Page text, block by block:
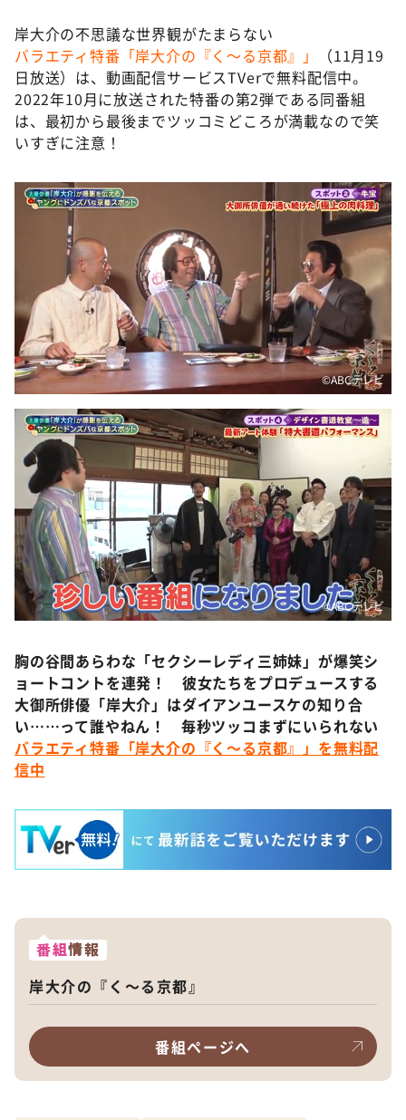
岸大介の不思議な世界観がたまらない
バラエティ特番「岸大介の『く～る京都』」
（11月19
日放送）は、動画配信サービスTVerで無料配信中。
2022年10月に放送された特番の第2弾である同番組
は、最初から最後までツッコミどころが満載なので笑
いすぎに注意！
©️ABCテレビ
©️ABCテレビ
胸の谷間あらわな「セクシーレディ三姉妹」が爆笑シ
ョートコントを連発！ 彼女たちをプロデュースする
大御所俳優「岸大介」はダイアンユースケの知り合
い……って誰やねん！ 毎秒ツッコまずにいられない
バラエティ特番「岸大介の『く～る京都』」を無料配
信中
番組情報
岸大介の『く～る京都』
番組ページへ